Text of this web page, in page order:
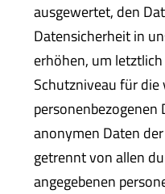
ausgewertet, den
Datensicherheit in
erhöhen, um
Schutzniveau für
personenbezogenen
anonymen Daten
getrennt von allen
angegebenen